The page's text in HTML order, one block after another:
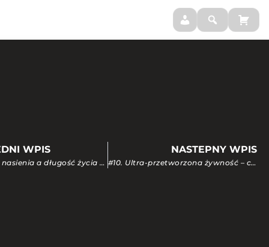
WPIS
#8. Jakość nasienia a długość życia – mężczyźni z lepszą jakością nasienia żyją średnio o 2-3 lata dłużej.
NASTEPNY WPIS
#10. Ultra-przetworzona żywność – cichy zabójca Twojego zdrowia!